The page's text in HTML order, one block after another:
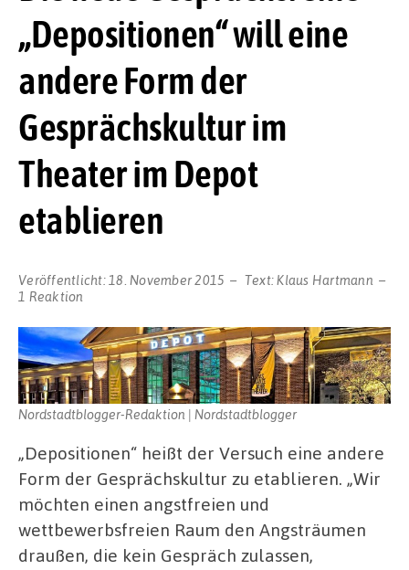
„Depositionen“ will eine
andere Form der
Gesprächskultur im
Theater im Depot
etablieren
Veröffentlicht: 18. November 2015 Text:Klaus Hartmann
1 Reaktion
Nordstadtblogger-Redaktion | Nordstadtblogger
„Depositionen“ heißt der Versuch eine andere
Form der Gesprächskultur zu etablieren. „Wir
möchten einen angstfreien und
wettbewerbsfreien Raum den Angsträumen
draußen, die kein Gespräch zulassen,